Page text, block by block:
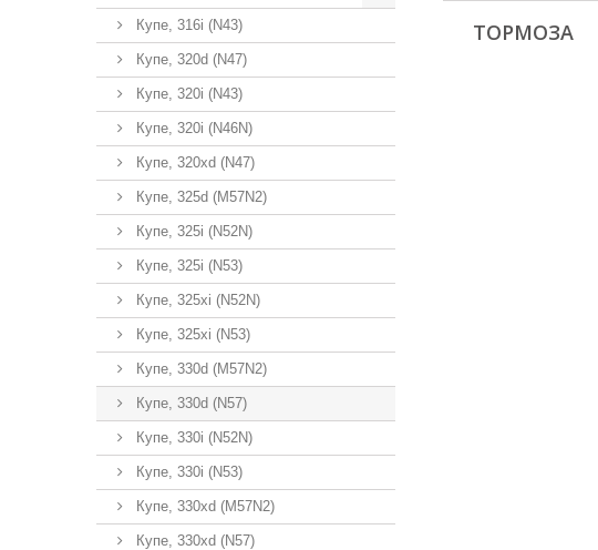
Купе, 316i (N43)
Купе, 320d (N47)
Купе, 320i (N43)
Купе, 320i (N46N)
Купе, 320xd (N47)
Купе, 325d (M57N2)
Купе, 325i (N52N)
Купе, 325i (N53)
Купе, 325xi (N52N)
Купе, 325xi (N53)
Купе, 330d (M57N2)
Купе, 330d (N57)
Купе, 330i (N52N)
Купе, 330i (N53)
Купе, 330xd (M57N2)
Купе, 330xd (N57)
ТОРМОЗА